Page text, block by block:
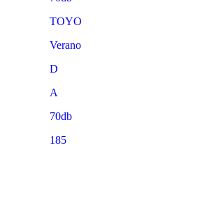
TOYO
Verano
D
A
70db
185